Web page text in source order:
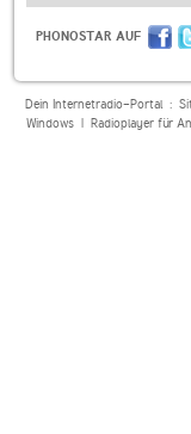
PHONOSTAR AUF
Dein Internetradio-Portal :
Windows| Radioplayer für